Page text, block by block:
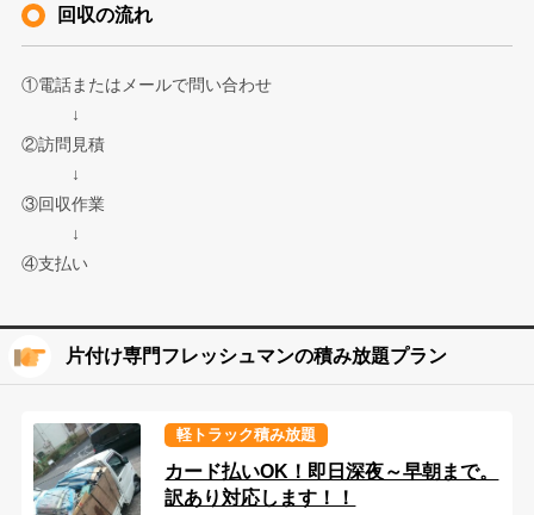
回収の流れ
①電話またはメールで問い合わせ
↓
②訪問見積
↓
③回収作業
↓
④支払い
片付け専門フレッシュマンの積み放題プラン
軽トラック積み放題
カード払いOK！即日深夜～早朝まで。
訳あり対応します！！